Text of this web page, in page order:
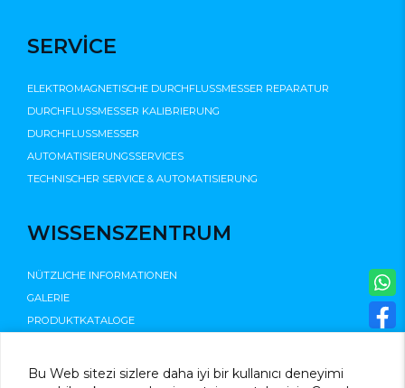
Bu Web sitezi sizlere daha iyi bir kullanıcı deneyimi
SERVİCE
ELEKTROMAGNETISCHE DURCHFLUSSMESSER REPARATUR
DURCHFLUSSMESSER KALIBRIERUNG
DURCHFLUSSMESSER
AUTOMATISIERUNGSSERVICES
TECHNISCHER SERVICE & AUTOMATISIERUNG
WISSENSZENTRUM
NÜTZLICHE INFORMATIONEN
GALERIE
PRODUKTKATALOGE
©2025